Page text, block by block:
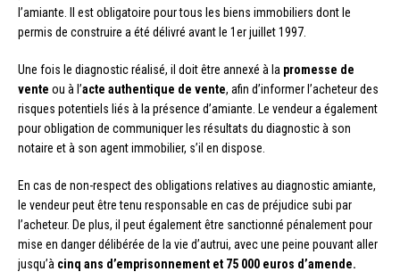
l’amiante. Il est obligatoire pour tous les biens immobiliers dont le
permis de construire a été délivré avant le 1er juillet 1997.
Une fois le diagnostic réalisé, il doit être annexé à la promesse de
vente ou à l’acte authentique de vente, afin d’informer l’acheteur des
risques potentiels liés à la présence d’amiante. Le vendeur a également
pour obligation de communiquer les résultats du diagnostic à son
notaire et à son agent immobilier, s’il en dispose.
En cas de non-respect des obligations relatives au diagnostic amiante,
le vendeur peut être tenu responsable en cas de préjudice subi par
l’acheteur. De plus, il peut également être sanctionné pénalement pour
mise en danger délibérée de la vie d’autrui, avec une peine pouvant aller
jusqu’à cinq ans d’emprisonnement et 75 000 euros d’amende.